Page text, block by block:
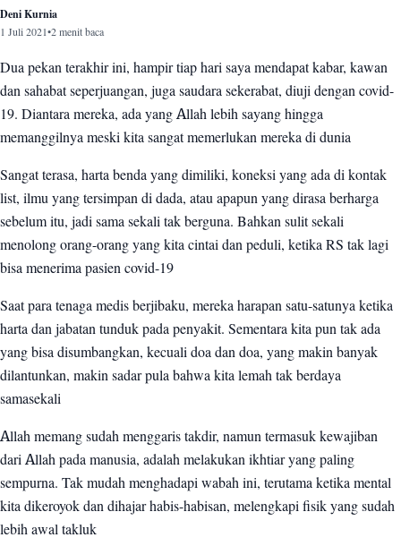
Deni Kurnia
1 Juli 2021•2 menit baca
Dua pekan terakhir ini, hampir tiap hari saya mendapat kabar, kawan
dan sahabat seperjuangan, juga saudara sekerabat, diuji dengan covid-
19. Diantara mereka, ada yang Allah lebih sayang hingga
memanggilnya meski kita sangat memerlukan mereka di dunia
Sangat terasa, harta benda yang dimiliki, koneksi yang ada di kontak
list, ilmu yang tersimpan di dada, atau apapun yang dirasa berharga
sebelum itu, jadi sama sekali tak berguna. Bahkan sulit sekali
menolong orang-orang yang kita cintai dan peduli, ketika RS tak lagi
bisa menerima pasien covid-19
Saat para tenaga medis berjibaku, mereka harapan satu-satunya ketika
harta dan jabatan tunduk pada penyakit. Sementara kita pun tak ada
yang bisa disumbangkan, kecuali doa dan doa, yang makin banyak
dilantunkan, makin sadar pula bahwa kita lemah tak berdaya
samasekali
Allah memang sudah menggaris takdir, namun termasuk kewajiban
dari Allah pada manusia, adalah melakukan ikhtiar yang paling
sempurna. Tak mudah menghadapi wabah ini, terutama ketika mental
kita dikeroyok dan dihajar habis-habisan, melengkapi fisik yang sudah
lebih awal takluk